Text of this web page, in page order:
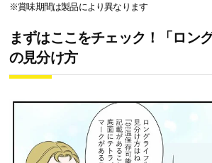
※賞味期間は製品により異なります
まずはここをチェック！「ロン
の見分け方